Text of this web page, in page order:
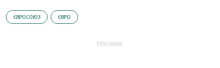
ЄВРОСОЮЗ ЄВРО
РЕКЛАМА: